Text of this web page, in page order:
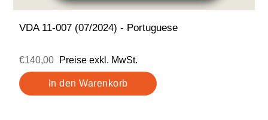
VDA 11-007 (07/2024) - Portuguese
€140,00 Preise exkl. MwSt.